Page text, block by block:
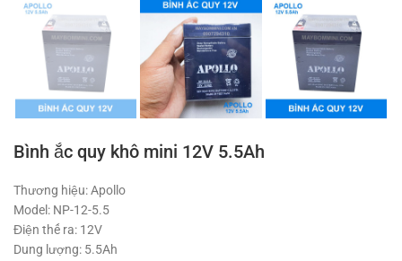
Bình ắc quy khô mini 12V 5.5Ah
Thương hiệu: Apollo
Model: NP-12-5.5
Điện thế ra: 12V
Dung lượng: 5.5Ah